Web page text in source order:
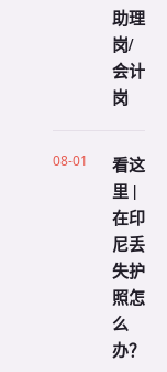
助理
岗/
会计
岗
08-01
看这
里 |
在印
尼丢
失护
照怎
么
办？